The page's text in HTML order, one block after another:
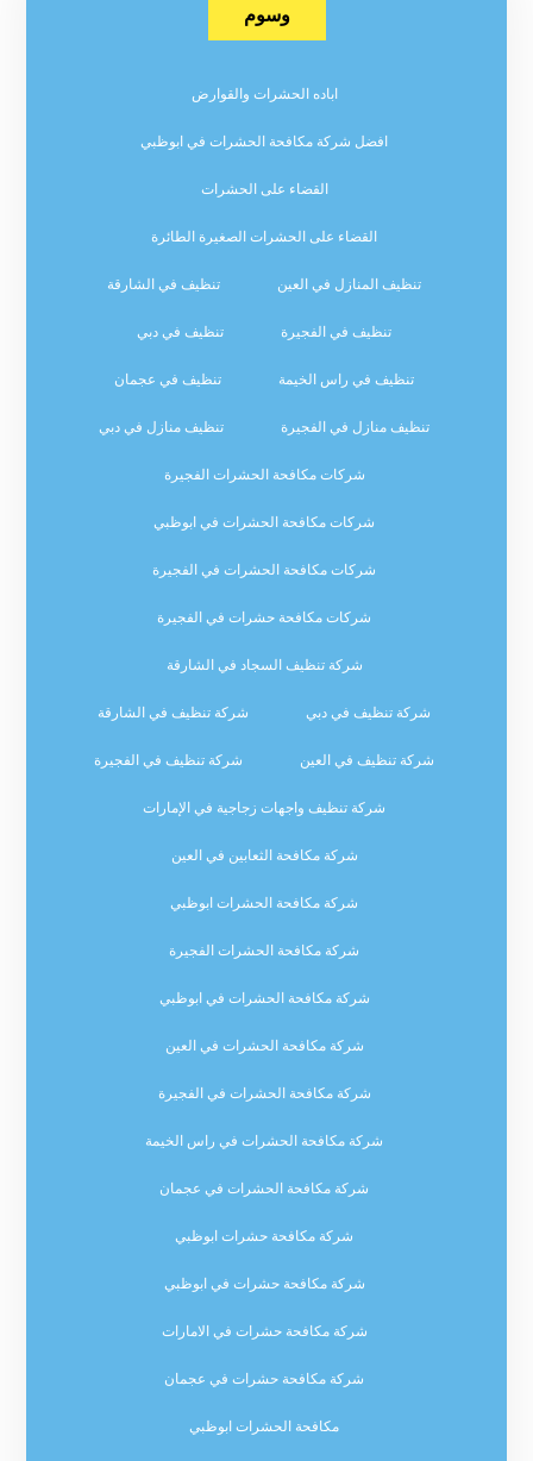
وسوم
اباده الحشرات والقوارض
افضل شركة مكافحة الحشرات في ابوظبي
القضاء على الحشرات
القضاء على الحشرات الصغيرة الطائرة
تنظيف المنازل في العين تنظيف في الشارقة
تنظيف في الفجيرة تنظيف في دبي
تنظيف في راس الخيمة تنظيف في عجمان
تنظيف منازل في الفجيرة تنظيف منازل في دبي
شركات مكافحة الحشرات الفجيرة
شركات مكافحة الحشرات في ابوظبي
شركات مكافحة الحشرات في الفجيرة
شركات مكافحة حشرات في الفجيرة
شركة تنظيف السجاد في الشارقة
شركة تنظيف في دبي شركة تنظيف في الشارقة
شركة تنظيف في العين شركة تنظيف في الفجيرة
شركة تنظيف واجهات زجاجية في الإمارات
شركة مكافحة الثعابين في العين
شركة مكافحة الحشرات ابوظبي
شركة مكافحة الحشرات الفجيرة
شركة مكافحة الحشرات في ابوظبي
شركة مكافحة الحشرات في العين
شركة مكافحة الحشرات في الفجيرة
شركة مكافحة الحشرات في راس الخيمة
شركة مكافحة الحشرات في عجمان
شركة مكافحة حشرات ابوظبي
شركة مكافحة حشرات في ابوظبي
شركة مكافحة حشرات في الامارات
شركة مكافحة حشرات في عجمان
مكافحة الحشرات ابوظبي